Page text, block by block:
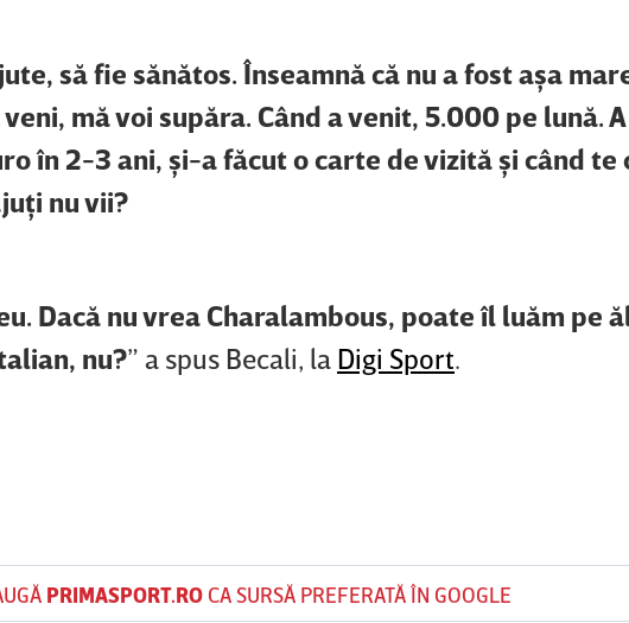
să fie sănătos. Înseamnă că nu a fost aşa
mă voi supăra. Când a venit, 5.000 pe lună.
în 2-3 ani, şi-a făcut o carte de vizită şi când te
nu vii?
Dacă nu vrea Charalambous, poate îl luăm pe
nu?” a spus Becali, la Digi Sport.
PRIMASPORT.ROCA SURSĂ PREFERATĂ ÎN GOOGLE